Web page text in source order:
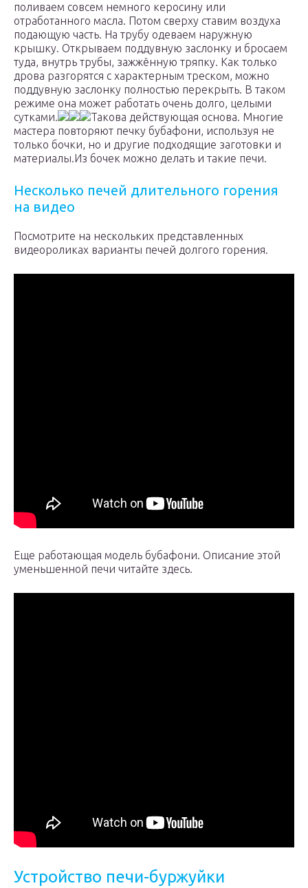
поливаем совсем немного керосину или
отработанного масла. Потом сверху ставим воздуха
подающую часть. На трубу одеваем наружную
крышку. Открываем поддувную заслонку и бросаем
туда, внутрь трубы, зажжённую тряпку. Как только
дрова разгорятся с характерным треском, можно
поддувную заслонку полностью перекрыть. В таком
режиме она может работать очень долго, целыми
сутками.
Такова действующая основа. Многие
мастера повторяют печку бубафони, используя не
только бочки, но и другие подходящие заготовки и
материалы.Из бочек можно делать и такие печи.
Несколько печей длительного горения
на видео
Посмотрите на нескольких представленных
видеороликах варианты печей долгого горения.
Еще работающая модель бубафони. Описание этой
уменьшенной печи читайте здесь.
Устройство печи-буржуйки